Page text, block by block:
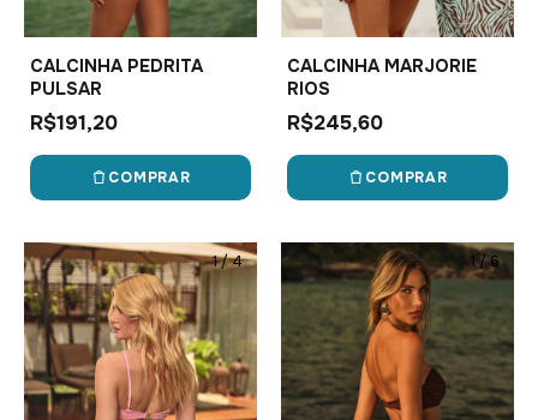
CALCINHA PEDRITA
PULSAR
R$191,20
COMPRAR
CALCINHA MARJORIE
RIOS
R$245,60
COMPRAR
1/4 1/6